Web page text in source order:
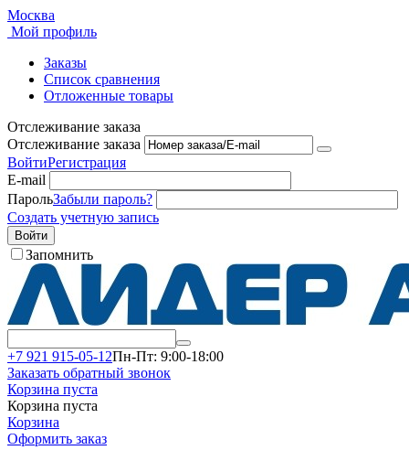
Москва
Мой профиль
Заказы
Список сравнения
Отложенные товары
Отслеживание заказа
Отслеживание заказа
ВойтиРегистрация
E-mail
ПарольЗабыли пароль?
Создать учетную запись
Войти
Запомнить
+7 921 915-05-12Пн-Пт: 9:00-18:00
Заказать обратный звонок
Корзина пуста
Корзина пуста
Корзина
Оформить заказ